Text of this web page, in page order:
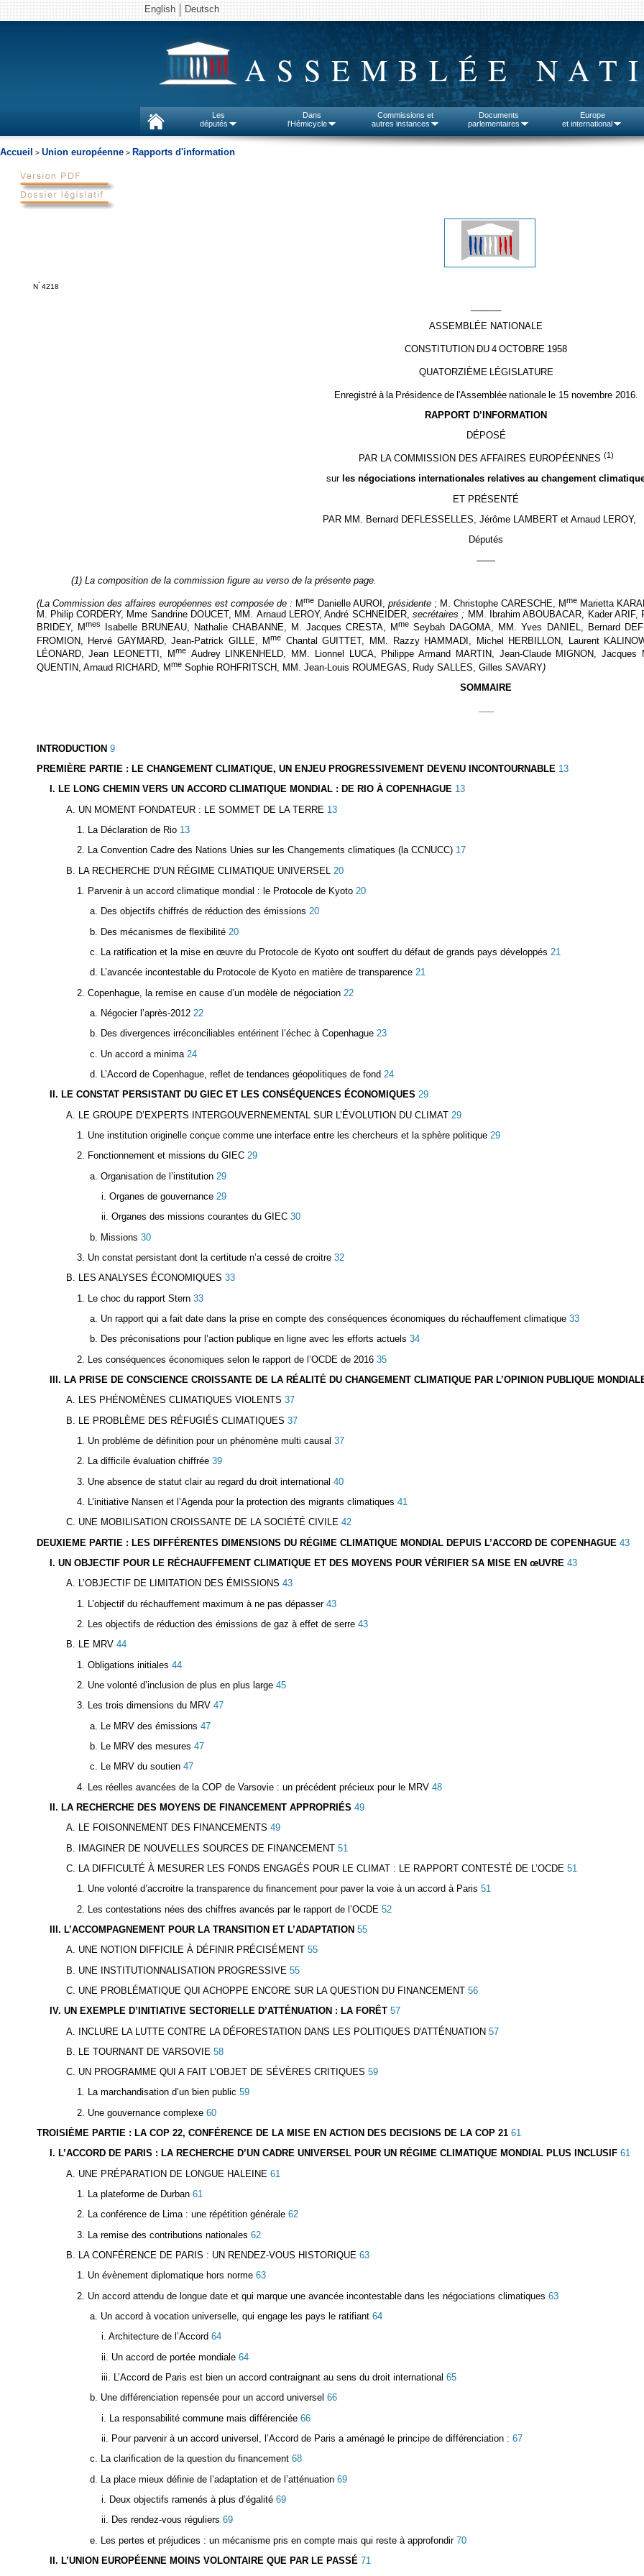
English Deutsch
ASSEMBLÉE
Les
députés
Dans
l'Hémicycle
Commissions et
autres instances
Documents
parlementaires
Europe
et international
Accueil > Union européenne > Rapports d'information
N° 4218
ASSEMBLÉE NATIONALE
CONSTITUTION DU 4 OCTOBRE 1958
QUATORZIÈME LÉGISLATURE
Enregistré à la Présidence de l'Assemblée nationale le 15 novembre 2016.
RAPPORT D’INFORMATION
DÉPOSÉ
PAR LA COMMISSION DES AFFAIRES EUROPÉENNES (1)
sur les négociations internationales relatives au changement
ET PRÉSENTÉ
PAR MM. Bernard DEFLESSELLES, Jérôme LAMBERT et Arnaud LEROY,
Députés
——
(1) La composition de la commission figure au verso de la présente page.
(La Commission des affaires européennes est composée de : Mme Danielle AUROI, présidente; M. Christophe CARESCHE, Mme Marietta
M. Philip CORDERY, Mme Sandrine DOUCET, MM. Arnaud LEROY, André SCHNEIDER,secrétaires ; MM. Ibrahim ABOUBACAR, Kader
BRIDEY, Mmes Isabelle BRUNEAU, Nathalie CHABANNE, M. Jacques CRESTA, Mme Seybah DAGOMA, MM. Yves DANIEL, Bernard
FROMION, Hervé GAYMARD, Jean-Patrick GILLE, Mme Chantal GUITTET, MM. Razzy HAMMADI, Michel HERBILLON, Laurent
LÉONARD, Jean LEONETTI, MmeAudrey LINKENHELD, MM. Lionnel LUCA, Philippe Armand MARTIN, Jean-Claude MIGNON,
QUENTIN, Arnaud RICHARD, MmeSophie ROHFRITSCH, MM. Jean-Louis ROUMEGAS, Rudy SALLES, Gilles SAVARY)
SOMMAIRE
INTRODUCTION 9
PREMIÈRE PARTIE : LE CHANGEMENT CLIMATIQUE, UN ENJEU PROGRESSIVEMENT DEVENU INCONTOURNABLE13
I. LE LONG CHEMIN VERS UN ACCORD CLIMATIQUE MONDIAL : DE RIO À COPENHAGUE 13
A. UN MOMENT FONDATEUR : LE SOMMET DE LA TERRE 13
1. La Déclaration de Rio13
2. La Convention Cadre des Nations Unies sur les Changements climatiques (la CCNUCC)17
B. LA RECHERCHE D’UN RÉGIME CLIMATIQUE UNIVERSEL
20
1. Parvenir à un accord climatique mondial : le Protocole de Kyoto20
a. Des objectifs chiffrés de réduction des émissions 20
b. Des mécanismes de flexibilité 20
c. La ratification et la mise enœuvre du Protocole de Kyoto ont souffert du défaut de grands pays développés 21
d. L’avancée incontestable du Protocole de Kyoto en matière de transparence 21
2. Copenhague, la remise en cause d’un modèle de négociation22
a. Négocier l’après-2012 22
b. Des divergences irréconciliables entérinent l’échec à Copenhague 23
c. Un accord a minima 24
d. L’Accord de Copenhague, reflet de tendances géopolitiques de fond 24
II. LE CONSTAT PERSISTANT DU GIEC ET LES CONSÉQUENCES ÉCONOMIQUES 29
A. LE GROUPE D’EXPERTS INTERGOUVERNEMENTAL SUR L’ÉVOLUTION DU CLIMAT29
1. Une institution originelle conçue comme une interface entre les chercheurs et la sphère politique29
2. Fonctionnement et missions du GIEC29
a. Organisation de l’institution 29
i. Organes de gouvernance 29
ii. Organes des missions courantes du GIEC 30
b. Missions 30
3. Un constat persistant dont la certitude n’a cessé de croitre32
B. LES ANALYSES ÉCONOMIQUES 33
1. Le choc du rapport Stern33
a. Un rapport qui a fait date dans la prise en compte des conséquences économiques du réchauffement climatique 33
b. Des préconisations pour l’action publique en ligne avec les efforts actuels 34
2. Les conséquences économiques selon le rapport de l’OCDE de 201635
III. LA PRISE DE CONSCIENCE CROISSANTE DE LA RÉALITÉ DU CHANGEMENT CLIMATIQUE PAR L’OPINION PUBLIQUE
A. LES PHÉNOMÈNES CLIMATIQUES VIOLENTS 37
B. LE PROBLÈME DES RÉFUGIÉS CLIMATIQUES 37
1. Un problème de définition pour un phénomène multi causal 37
2. La difficile évaluation chiffrée39
3. Une absence de statut clair au regard du droit international 40
4. L’initiative Nansen et l’Agenda pour la protection des migrants climatiques 41
C. UNE MOBILISATION CROISSANTE DE LA SOCIÉTÉ CIVILE42
DEUXIEME PARTIE : LES DIFFÉRENTES DIMENSIONS DU RÉGIME CLIMATIQUE MONDIAL DEPUIS L’ACCORD DE COPENHAGUE 43
I. UN OBJECTIF POUR LE RÉCHAUFFEMENT CLIMATIQUE ET DES MOYENS POUR VÉRIFIER SA MISE ENœUVRE 43
A. L’OBJECTIF DE LIMITATION DES ÉMISSIONS 43
1. L’objectif du réchauffement maximum à ne pas dépasser43
2. Les objectifs de réduction des émissions de gaz à effet de serre43
B. LE MRV44
1. Obligations initiales 44
2. Une volonté d’inclusion de plus en plus large45
3. Les trois dimensions du MRV47
a. Le MRV des émissions 47
b. Le MRV des mesures 47
c. Le MRV du soutien 47
4. Les réelles avancées de la COP de Varsovie : un précédent précieux pour le MRV48
II. LA RECHERCHE DES MOYENS DE FINANCEMENT APPROPRIÉS 49
A. LE FOISONNEMENT DES FINANCEMENTS 49
B. IMAGINER DE NOUVELLES SOURCES DE FINANCEMENT51
C. LA DIFFICULTÉ À MESURER LES FONDS ENGAGÉS POUR LE CLIMAT : LE RAPPORT CONTESTÉ DE L’OCDE 51
1. Une volonté d’accroitre la transparence du financement pour paver la voie à un accord à Paris 51
2. Les contestations nées des chiffres avancés par le rapport de l’OCDE 52
III. L’ACCOMPAGNEMENT POUR LA TRANSITION ET L’ADAPTATION 55
A. UNE NOTION DIFFICILE À DÉFINIR PRÉCISÉMENT55
B. UNE INSTITUTIONNALISATION PROGRESSIVE 55
C. UNE PROBLÉMATIQUE QUI ACHOPPE ENCORE SUR LA QUESTION DU FINANCEMENT56
IV. UN EXEMPLE D’INITIATIVE SECTORIELLE D’ATTÉNUATION : LA FORÊT 57
A. INCLURE LA LUTTE CONTRE LA DÉFORESTATION DANS LES POLITIQUES D'ATTÉNUATION57
B. LE TOURNANT DE VARSOVIE 58
C. UN PROGRAMME QUI A FAIT L’OBJET DE SÉVÈRES CRITIQUES 59
1. La marchandisation d’un bien public 59
2. Une gouvernance complexe60
TROISIÈME PARTIE : LA COP 22, CONFÉRENCE DE LA MISE EN ACTION DES DECISIONS DE LA COP 2161
I. L’ACCORD DE PARIS : LA RECHERCHE D’UN CADRE UNIVERSEL POUR UN RÉGIME CLIMATIQUE MONDIAL PLUS INCLUSIF 61
A. UNE PRÉPARATION DE LONGUE HALEINE 61
1. La plateforme de Durban61
2. La conférence de Lima : une répétition générale62
3. La remise des contributions nationales 62
B. LA CONFÉRENCE DE PARIS : UN RENDEZ-VOUS HISTORIQUE63
1. Un évènement diplomatique hors norme63
2. Un accord attendu de longue date et qui marque une avancée incontestable dans les négociations climatiques 63
a. Un accord à vocation universelle, qui engage les pays le ratifiant 64
i. Architecture de l’Accord 64
ii. Un accord de portée mondiale 64
iii. L’Accord de Paris est bien un accord contraignant au sens du droit international 65
b. Une différenciation repensée pour un accord universel 66
i. La responsabilité commune mais différenciée 66
ii. Pour parvenir à un accord universel, l’Accord de Paris a aménagé le principe de différenciation : 67
c. La clarification de la question du financement 68
d. La place mieux définie de l’adaptation et de l’atténuation 69
i. Deux objectifs ramenés à plus d’égalité 69
ii. Des rendez-vous réguliers 69
e. Les pertes et préjudices : un mécanisme pris en compte mais qui reste à approfondir70
II. L’UNION EUROPÉENNE MOINS VOLONTAIRE QUE PAR LE PASSÉ 71